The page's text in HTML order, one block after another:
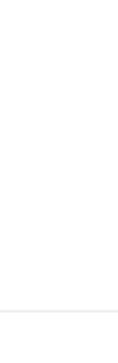
代の女性から